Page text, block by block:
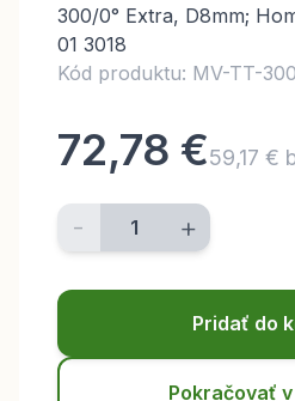
300/0° Extra, D8mm;
01 3018
Kód produktu: MV-TT-
72,78 €59,17 €
- +
Pridať do
Pokračovať